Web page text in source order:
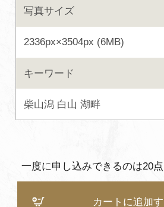
写真サイズ
2336px×3504px (6MB)
キーワード
柴山潟 白山 湖畔
一度に申し込みできるのは20点
カートに追加